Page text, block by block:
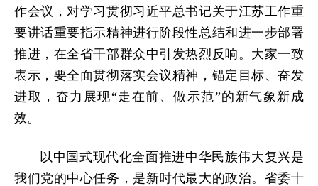
作会议，对学习贯彻习近平总书记关于江苏工作重
要讲话重要指示精神进行阶段性总结和进一步部署
推进，在全省干部群众中引发热烈反响。大家一致
表示，要全面贯彻落实会议精神，锚定目标、奋发
进取，奋力展现“走在前、做示范”的新气象新成
效。
以中国式现代化全面推进中华民族伟大复兴是
我们党的中心任务，是新时代最大的政治。省委十